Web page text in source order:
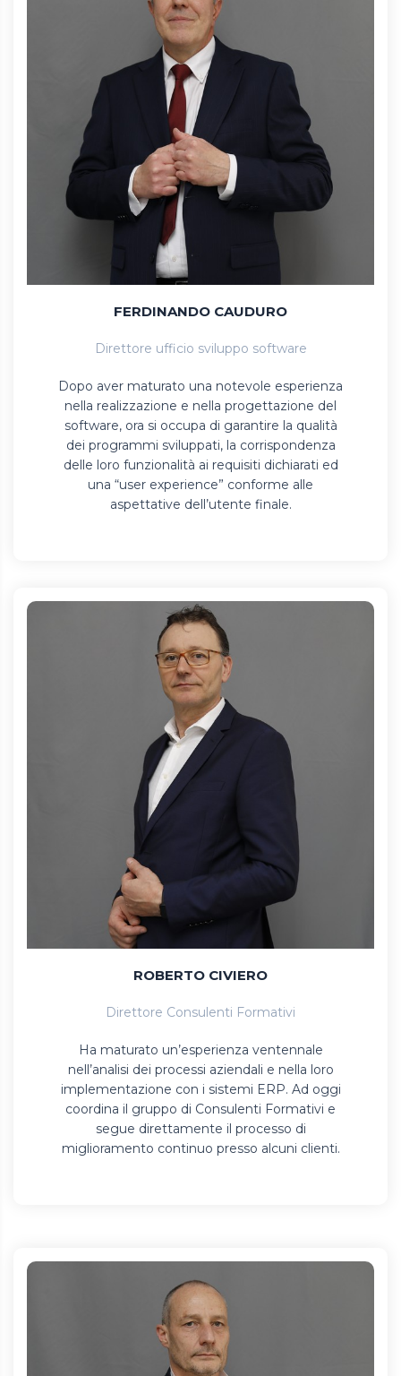
FERDINANDO CAUDURO
Direttore ufficio sviluppo software
Dopo aver maturato una notevole esperienza
nella realizzazione e nella progettazione del
software, ora si occupa di garantire la qualità
dei programmi sviluppati, la corrispondenza
delle loro funzionalità ai requisiti dichiarati ed
una “user experience” conforme alle
aspettative dell’utente finale.
ROBERTO CIVIERO
Direttore Consulenti Formativi
Ha maturato un’esperienza ventennale
nell’analisi dei processi aziendali e nella loro
implementazione con i sistemi ERP. Ad oggi
coordina il gruppo di Consulenti Formativi e
segue direttamente il processo di
miglioramento continuo presso alcuni clienti.